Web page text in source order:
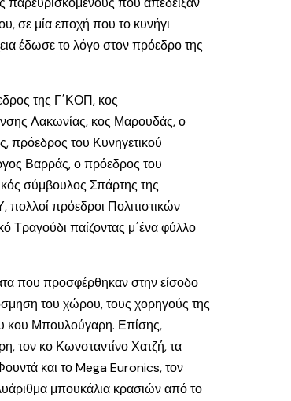
σε μία εποχή που το κυνήγι
έδωσε το λόγο στον πρόεδρο της
της Γ΄ΚΟΠ, κος
Λακωνίας, κος Μαρουδάς, ο
πρόεδρος του Κυνηγετικού
Βαρράς, ο πρόεδρος του
σύμβουλος Σπάρτης της
πρόεδροι Πολιτιστικών
Τραγούδι παίζοντας μ΄ένα φύλλο
που προσφέρθηκαν στην είσοδο
του χώρου, τους χορηγούς της
κου Μπουλούγαρη. Επίσης,
τον κο Κωνσταντίνο Χατζή, τα
και το Mega Euronics, τον
μπουκάλια κρασιών από το